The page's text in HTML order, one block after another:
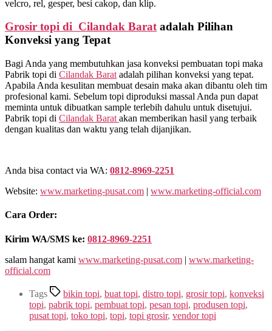
velcro, rel, gesper, besi cakop, dan klip.
Grosir topi di Cilandak Baratadalah Pilihan
Konveksi yang Tepat
Bagi Anda yang membutuhkan jasa konveksi pembuatan topi maka
Pabrik topi di Cilandak Barat adalah pilihan konveksi yang tepat.
Apabila Anda kesulitan membuat desain maka akan dibantu oleh tim
profesional kami. Sebelum topi diproduksi massal Anda pun dapat
meminta untuk dibuatkan sample terlebih dahulu untuk disetujui.
Pabrik topi di Cilandak Barat akan memberikan hasil yang terbaik
dengan kualitas dan waktu yang telah dijanjikan.
Anda bisa contact via WA: 0812-8969-2251
Website: www.marketing-pusat.com | www.marketing-official.com
Cara Order:
Kirim WA/SMS ke: 0812-8969-2251
salam hangat kami www.marketing-pusat.com | www.marketing-
official.com
Tags bikin topi, buat topi, distro topi, grosir topi, konveksi
topi, pabrik topi, pembuat topi, pesan topi, produsen topi,
pusat topi, toko topi, topi, topi grosir, vendor topi